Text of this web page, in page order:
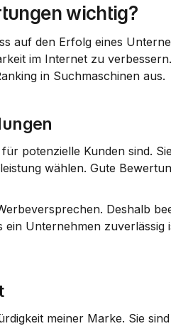
wichtig?
auf den Erfolg eines
im Internet zu
in Suchmaschinen aus.
potenzielle Kunden sind.
wählen. Gute
Deshalb
ein Unternehmen
meiner Marke. Sie